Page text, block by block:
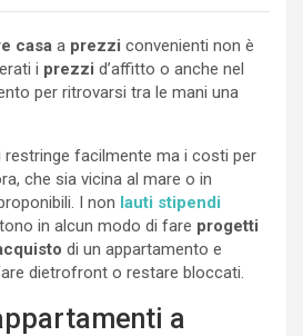
casa a prezzi convenienti non è
i prezzi d’affitto o anche nel
per ritrovarsi tra le mani una
restringe facilmente ma i costi per
che sia vicina al mare o in
I non lauti stipendi
in alcun modo di fare progetti
di un appartamento e
dietrofront o restare bloccati.
a